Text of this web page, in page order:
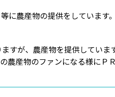
に農産物の提供をしていま
すが、農産物を提供してい
産物のファンになる様にＰ